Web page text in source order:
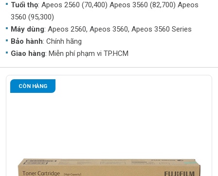
Tuổi thọ: Apeos 2560 (70,400) Apeos 3560 (82,700) Apeos
3560 (95,300)
Máy dùng: Apeos 2560, Apeos 3560, Apeos 3560 Series
Bảo hành: Chính hãng
Giao hàng: Miễn phí phạm vi TP.HCM
CÒN HÀNG